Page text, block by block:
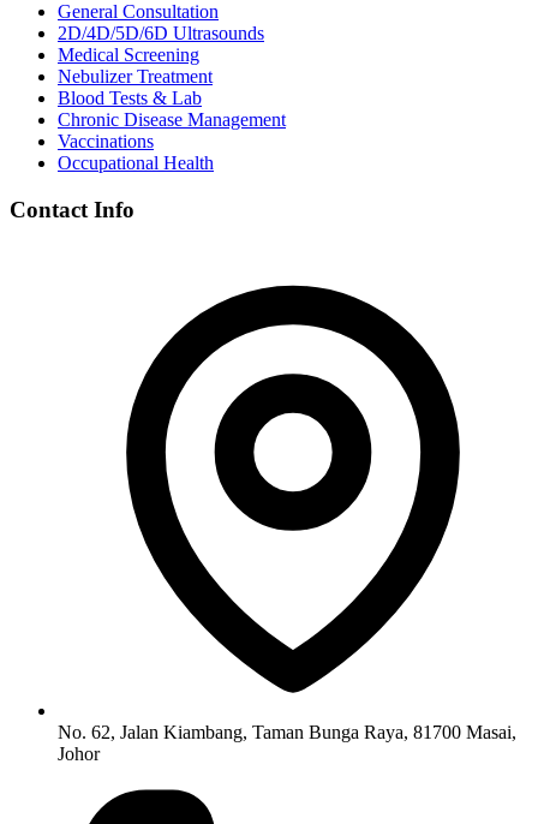
General Consultation
2D/4D/5D/6D Ultrasounds
Medical Screening
Nebulizer Treatment
Blood Tests & Lab
Chronic Disease Management
Vaccinations
Occupational Health
Contact Info
No. 62, Jalan Kiambang, Taman Bunga Raya, 81700 Masai,
Johor